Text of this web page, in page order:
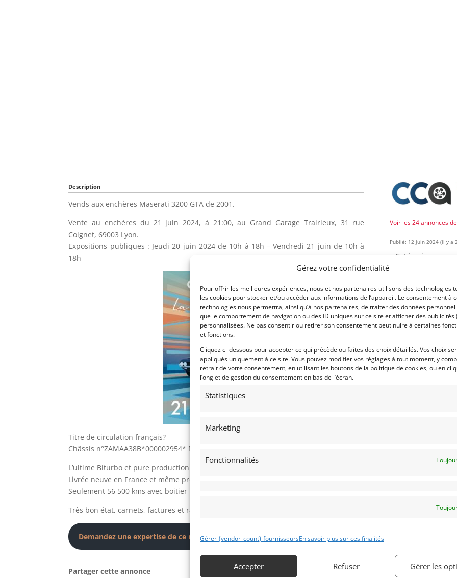
Gérez votre confidentialité
Pour offrir les meilleures expériences, nous et nos partenaires utilisons des technologies
les cookies pour stocker et/ou accéder aux informations de l’appareil. Le consentement à
technologies nous permettra, ainsi qu’à nos partenaires, de traiter des données
que le comportement de navigation ou des ID uniques sur ce site et afficher des publicités
personnalisées. Ne pas consentir ou retirer son consentement peut nuire à certaines
et fonctions.
Cliquez ci-dessous pour accepter ce qui précède ou faites des choix détaillés. Vos choix
appliqués uniquement à ce site. Vous pouvez modifier vos réglages à tout moment, y
retrait de votre consentement, en utilisant les boutons de la politique de cookies, ou en
l’onglet de gestion du consentement en bas de l’écran.
Statistiques
Marketing
Fonctionnalités
Gérer {vendor_count} fournisseursEn savoir plus sur ces finalités
Accepter Refuser Gérer les
Description
Vends aux enchères Maserati 3200 GTA de 2001.
Vente au enchères du 21 juin 2024, à 21:00, au Grand Garage Trairieux, 31 rue
Coignet, 69003 Lyon.
Expositions publiques : Jeudi 20 juin 2024 de 10h à 18h – Vendredi 21 juin de 10h à
18h
Titre de circulation français?
Châssis n°ZAMAA38B*000002954* Moteur n°2974.
L’ultime Biturbo et pure production Maserati dessinée par Giugiaro.
Livrée neuve en France et même propriétaire depuis plus de 10 ans.
Seulement 56 500 kms avec boitier papillon d’admission refait.
Très bon état, carnets, factures et rapport prix prestige plaisir imbattable
Demandez une expertise de ce modèle
Partager cette annonce
Voir les 24 annonces
Publié: 12 juin 2024 (il y a
Catégorie :
Marque :
Contacter
Signaler